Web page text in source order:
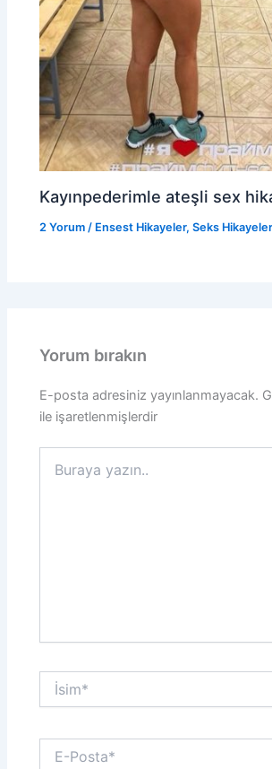
Kayınpederimle ateşli sex
2 Yorum / Ensest Hikayeler,Seks
Yorum bırakın
E-posta adresiniz yayınlanmayacak.
ile işaretlenmişlerdir
yazın..
İsim*
Posta*